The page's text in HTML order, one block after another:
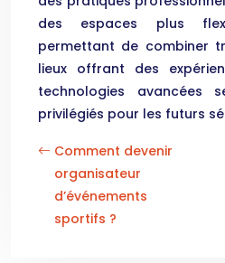
des espaces plus
permettant de combiner
lieux offrant des
technologies avancées
privilégiés pour les futurs
Comment devenir
organisateur
d’événements
sportifs ?